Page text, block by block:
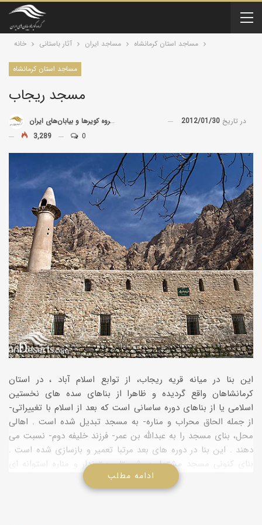
خانه آثار باستانی مساجد ایران مساجد استان كرمانشاه
مساجد استان كرمانشاه
مسجد ریجاب
توسط گروه کویرها و بیابان‌های ایران در تاریخ 2012/01/30
3,289
0
این بنا در میانه قریه ریجاب، از توابع اسلام آباد ، در استان
کرمانشاهان واقع گردیده و ظاهرا از بناهای سده های نخستین
اسلامی یا از بناهای دوره ساسانی است که بعد از اسلام با تغییراتی-
از جمله الحاق محراب و مناره- به مسجد تبدیل شده است . اهالی
محل، بنای مسجد را به عبدالله بن عمر- فرزند خلیفه دوم- نسبت می
دهند . این بنا در دوره های بعد مرتبا تعمیر و بازسازی شده است .
بنای کنونی مسجد مشتمل بر شبستان ستوندار و مناره استوانه ای
بوده، مصالح مورد استفاده در آن، قلوه سنگ، ملاط گل و در مناره، آجر
ادامه مطلب